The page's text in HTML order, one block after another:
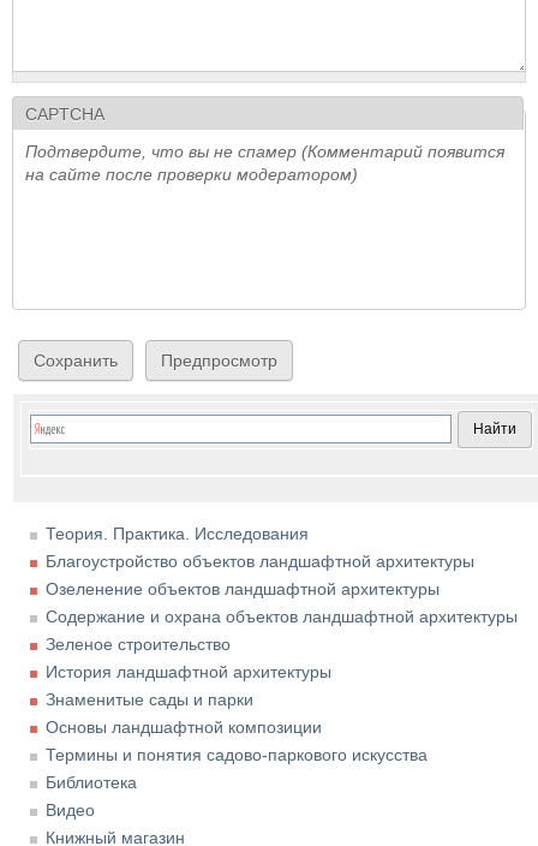
CAPTCHA
Подтвердите, что вы не спамер (Комментарий появится
на сайте после проверки модератором)
Теория. Практика. Исследования
Благоустройство объектов ландшафтной архитектуры
Озеленение объектов ландшафтной архитектуры
Содержание и охрана объектов ландшафтной архитектуры
Зеленое строительство
История ландшафтной архитектуры
Знаменитые сады и парки
Основы ландшафтной композиции
Термины и понятия садово-паркового искусства
Библиотека
Видео
Книжный магазин